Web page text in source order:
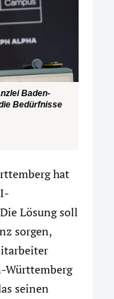
Baden-
Bedürfnisse
hat
Lösung soll
sorgen,
Württemberg
seinen